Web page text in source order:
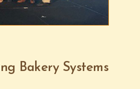
Bakery Systems